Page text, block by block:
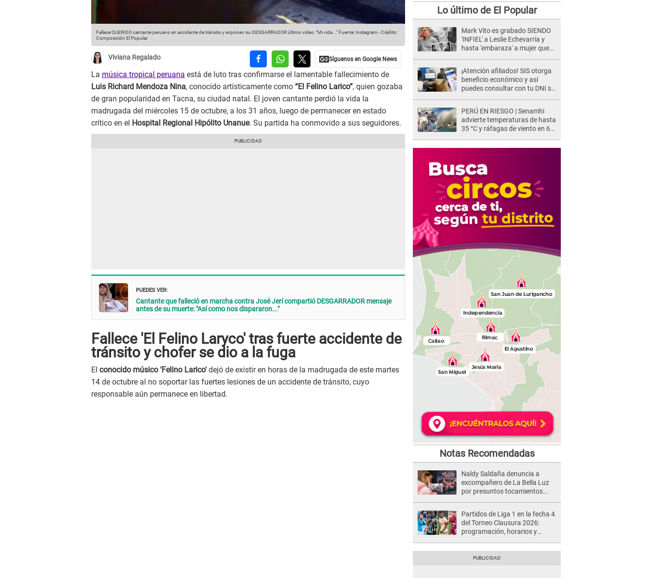
Fallece QUERIDO cantante peruano en accidente de tránsito y exponen su DESGARRADOR último video: "Mi vida..." Fuente: Instagram -Crédito:
Composición El Popular
Viviana Regalado
La música tropical peruana está de luto tras confirmarse el lamentable fallecimiento de
Luis Richard Mendoza Nina, conocido artísticamente como “El Felino Larico”, quien gozaba
de gran popularidad en Tacna, su ciudad natal. El joven cantante perdió la vida la
madrugada del miércoles 15 de octubre, a los 31 años, luego de permanecer en estado
crítico en el Hospital Regional Hipólito Unanue. Su partida ha conmovido a sus seguidores.
PUEDES VER:
Cantante que falleció en marcha contra José Jerí compartió DESGARRADOR mensaje
antes de su muerte: "Así como nos dispararon..."
Fallece 'El Felino Laryco' tras fuerte accidente de
tránsito y chofer se dio a la fuga
El conocido músico 'Felino Larico' dejó de existir en horas de la madrugada de este martes
14 de octubre al no soportar las fuertes lesiones de un accidente de tránsito, cuyo
responsable aún permanece en libertad.
Lo último de El Popular
Mark Vito es grabado SIENDO
'INFIEL' a Leslie Echevarría y
hasta 'embaraza' a mujer que
¡Atención afiliados! SIS otorga
beneficio económico y así
puedes consultar con tu DNI si
PERÚ EN RIESGO | Senamhi
advierte temperaturas de hasta
35 °C y ráfagas de viento en 6
Notas Recomendadas
Naldy Saldaña denuncia a
excompañero de La Bella Luz
por presuntos tocamientos
Partidos de Liga 1 en la fecha 4
del Torneo Clausura 2026:
programación, horarios y